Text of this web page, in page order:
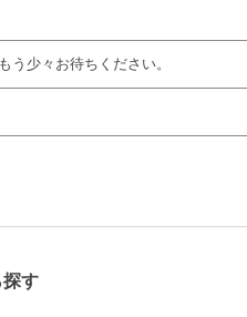
う少々お待ちください。
す